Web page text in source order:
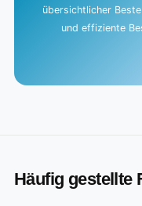
übersichtlicher
und effiziente
Häufig gestellte